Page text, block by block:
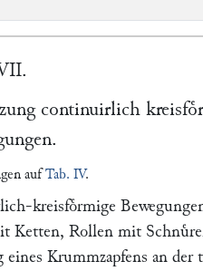
continuirlich
aufTab. IV.
kreisfoͤrmige
Ketten, Rollen mit
Krummzapfens an der